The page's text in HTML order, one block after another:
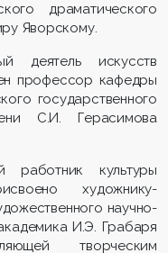
драматического
Яворскому.
деятель искусств
профессор кафедры
государственного
С.И. Герасимова
работник культуры
художнику-
научно-
И.Э. Грабаря
творческим